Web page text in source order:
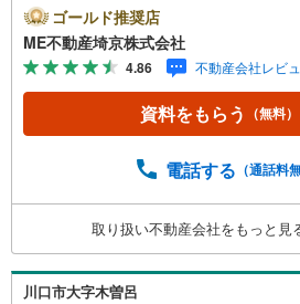
ご希望の日時をご記入いただけ
可能です。■ご来店特典1.ご見学
入でもれなく3、000円のQUOカ
限り後日郵送）2.未公開の物件
入、ご売却、太陽光発電シス
介でもれなくQUOカード3、
円のご紹介料をお支払いさせて
マイカーでも安心！2.チャイル
ーベッド完備3.他にもファミリ
な』がここにある！ミルク用浄
メニティ、大型個室2部屋、各
ゴールド推奨店
ME不動産埼京株式会社
4.86 不動産会社レビ
資料をもらう （無料）
電話する （通話料
取り扱い不動産会社をもっと見
川口市大字木曽呂